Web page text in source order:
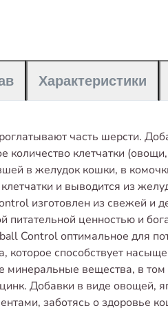
Характеристики
часть шерсти.
количество клетчатки
в желудок кошки, в
и выводится из
изготовлен из свежей и
питательной ценностью и
Control оптимальное для
которое способствует
минеральные вещества, в
Добавки в виде овощей,
заботясь о здоровье